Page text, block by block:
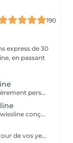
190
express de 30
en passant
Le soin du visage Swiss Smart est un soin entièrement personnalisé de 60 ou 75 minutes, conçu pour cibler les besoins spécifiques de votre peau, qu'il s'agisse de réguler l'excès de sébum, d'atténuer les rougeurs ou de corriger les signes de l'âge. Ce soin utilise exclusivement des produits véganes Swissline, enrichis par la collection signature des Boosters Age Intelligence pour protéger et rééquilibrer la peau. Il comprend un massage du visage de 15 à 20 minutes alliant relaxation et drainage lymphatique pour détoxifier la peau, et constitue une façon intelligente et rapide de révéler votre plus belle apparence. Bénéfices clés : Cible les premiers signes de l'âge avec un soin spécifique. Purifie et rééquilibre les peaux grasses ou congestionnées. Apaise et renforce les peaux délicates, sensibles ou sujettes aux rougeurs. Ravive les teints ternes ou grisâtres. Restaure l'éclat, la clarté et la vitalité de la peau.
Swiss Lifting est un soin du visage signature Swissline conçu pour traiter plusieurs signes de l'âge. Ce traitement met en vedette le Masque Pro-Vitality infusé de peptides et de vitamine A, ainsi qu'un Shot de Cell Shock pour un boost supplémentaire de vitalité et d'éclat. Il inclut un massage du visage, du cou et du décolleté pour améliorer la perte de fermeté et d'élasticité. Ce soin est votre solution incontournable lorsque vous souhaitez des résultats visibles de lifting et anti-rides, même avec un temps limité. Bénéfices clés: Stimule la production de collagène. Rétablit l'hydratation et le volume de la peau. Réduit visiblement les fines lignes et rides.
Ce traitement ciblé par Swissline porte le contour de vos yeux à un nouveau niveau d'excellence, effacant instantanément les signes révélateurs du vieillissement et de la fatigue. C'est un traitement soigneusement conçu pour rajeunir la peau délicate autour des yeux. Principaux avantages : Réduit les poches Adoucit les ridules